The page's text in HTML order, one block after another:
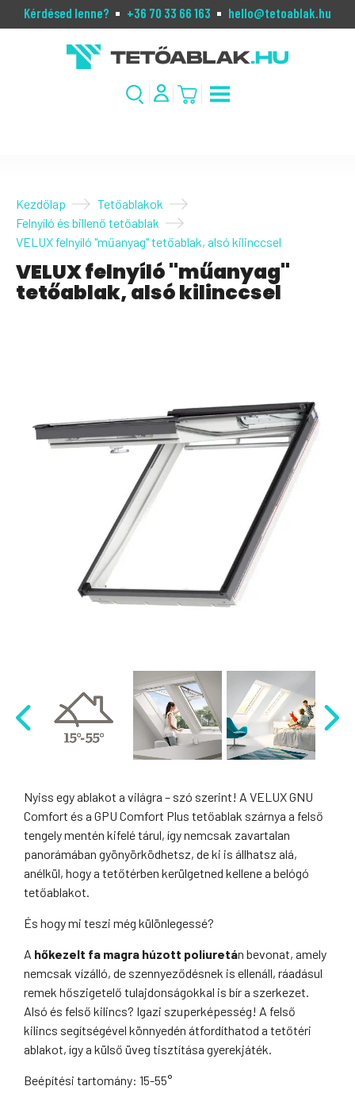
Kérdésed lenne? +36 70 33 66 163 hello@tetoablak.hu
Kezdőlap
Tetőablakok
Felnyíló és billenő tetőablak
VELUX felnyíló "műanyag" tetőablak, alsó kilinccsel
VELUX felnyíló "műanyag"
tetőablak, alsó kilinccsel
Nyiss egy ablakot a világra – szó szerint! A VELUX GNU
Comfort és a GPU Comfort Plus tetőablak szárnya a felső
tengely mentén kifelé tárul, így nemcsak zavartalan
panorámában gyönyörködhetsz, de ki is állhatsz alá,
anélkül, hogy a tetőtérben kerülgetned kellene a belógó
tetőablakot.
És hogy mi teszi még különlegessé?
A hőkezelt fa magra húzott poliuretán bevonat, amely
nemcsak vízálló, de szennyeződésnek is ellenáll, ráadásul
remek hőszigetelő tulajdonságokkal is bír a szerkezet.
Alsó és felső kilincs? Igazi szuperképesség! A felső
kilincs segítségével könnyedén átfordíthatod a tetőtéri
ablakot, így a külső üveg tisztítása gyerekjáték.
Beépítési tartomány: 15-55°